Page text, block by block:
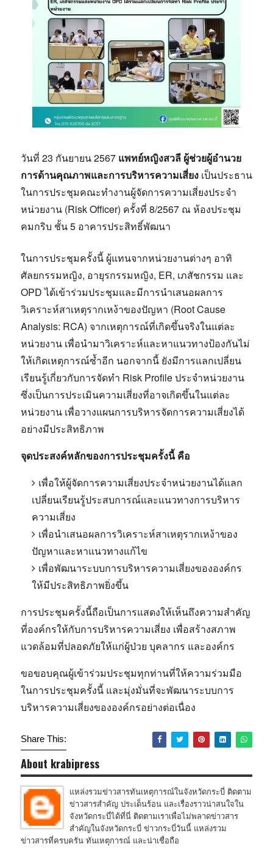
วันที่ 23 กันยายน 2567 แพทย์หญิงสวลี ผู้ช่วยผู้อำนวย
การด้านคุณภาพและการบริหารความเสี่ยง เป็นประธาน
ในการประชุมคณะทำงานผู้จัดการความเสี่ยงประจำ
หน่วยงาน (Risk Officer) ครั้งที่ 8/2567 ณ ห้องประชุม
คมกริบ ชั้น 5 อาคารประสิทธิ์พัฒนา
ในการประชุมครั้งนี้ ผู้แทนจากหน่วยงานต่างๆ อาทิ
ศัลยกรรมหญิง, อายุรกรรมหญิง, ER, เภสัชกรรม และ
OPD ได้เข้าร่วมประชุมและมีการนำเสนอผลการ
วิเคราะห์สาเหตุรากเหง้าของปัญหา (Root Cause
Analysis: RCA) จากเหตุการณ์ที่เกิดขึ้นจริงในแต่ละ
หน่วยงาน เพื่อนำมาวิเคราะห์และหาแนวทางป้องกันไม่
ให้เกิดเหตุการณ์ซ้ำอีก นอกจากนี้ ยังมีการแลกเปลี่ยน
เรียนรู้เกี่ยวกับการจัดทำ Risk Profile ประจำหน่วยงาน
ซึ่งเป็นการประเมินความเสี่ยงที่อาจเกิดขึ้นในแต่ละ
หน่วยงาน เพื่อวางแผนการบริหารจัดการความเสี่ยงได้
อย่างมีประสิทธิภาพ
จุดประสงค์หลักของการประชุมครั้งนี้ คือ
เพื่อให้ผู้จัดการความเสี่ยงประจำหน่วยงานได้แลก
เปลี่ยนเรียนรู้ประสบการณ์และแนวทางการบริหาร
ความเสี่ยง
เพื่อนำเสนอผลการวิเคราะห์สาเหตุรากเหง้าของ
ปัญหาและหาแนวทางแก้ไข
เพื่อพัฒนาระบบการบริหารความเสี่ยงขององค์กร
ให้มีประสิทธิภาพยิ่งขึ้น
การประชุมครั้งนี้ถือเป็นการแสดงให้เห็นถึงความสำคัญ
ที่องค์กรให้กับการบริหารความเสี่ยง เพื่อสร้างสภาพ
แวดล้อมที่ปลอดภัยให้แก่ผู้ป่วย บุคลากร และองค์กร
ขอขอบคุณผู้เข้าร่วมประชุมทุกท่านที่ให้ความร่วมมือ
ในการประชุมครั้งนี้ และมุ่งมั่นที่จะพัฒนาระบบการ
บริหารความเสี่ยงขององค์กรอย่างต่อเนื่อง
Share This:
About krabipress
แหล่งรวมข่าวสารทันเหตุการณ์ในจังหวัดกระบี่ ติดตาม
ข่าวสารสำคัญ ประเด็นร้อน และเรื่องราวน่าสนใจใน
จังหวัดกระบี่ได้ที่นี่ ติดตามเราเพื่อไม่พลาดข่าวสาร
สำคัญในจังหวัดกระบี่ ข่าวกระบี่วันนี้ แหล่งรวม
ข่าวสารที่ครบครัน ทันเหตุการณ์ และน่าเชื่อถือ